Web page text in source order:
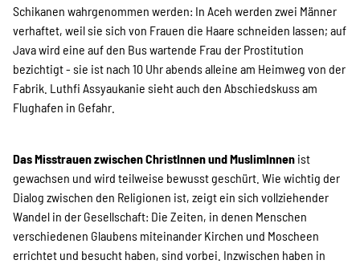
Schikanen wahrgenommen werden: In Aceh werden zwei Männer
verhaftet, weil sie sich von Frauen die Haare schneiden lassen; auf
Java wird eine auf den Bus wartende Frau der Prostitution
bezichtigt - sie ist nach 10 Uhr abends alleine am Heimweg von der
Fabrik. Luthfi Assyaukanie sieht auch den Abschiedskuss am
Flughafen in Gefahr.
Das Misstrauen zwischen ChristInnen und MuslimInnen ist
gewachsen und wird teilweise bewusst geschürt. Wie wichtig der
Dialog zwischen den Religionen ist, zeigt ein sich vollziehender
Wandel in der Gesellschaft: Die Zeiten, in denen Menschen
verschiedenen Glaubens miteinander Kirchen und Moscheen
errichtet und besucht haben, sind vorbei. Inzwischen haben in